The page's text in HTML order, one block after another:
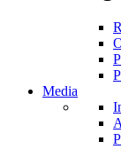
Media